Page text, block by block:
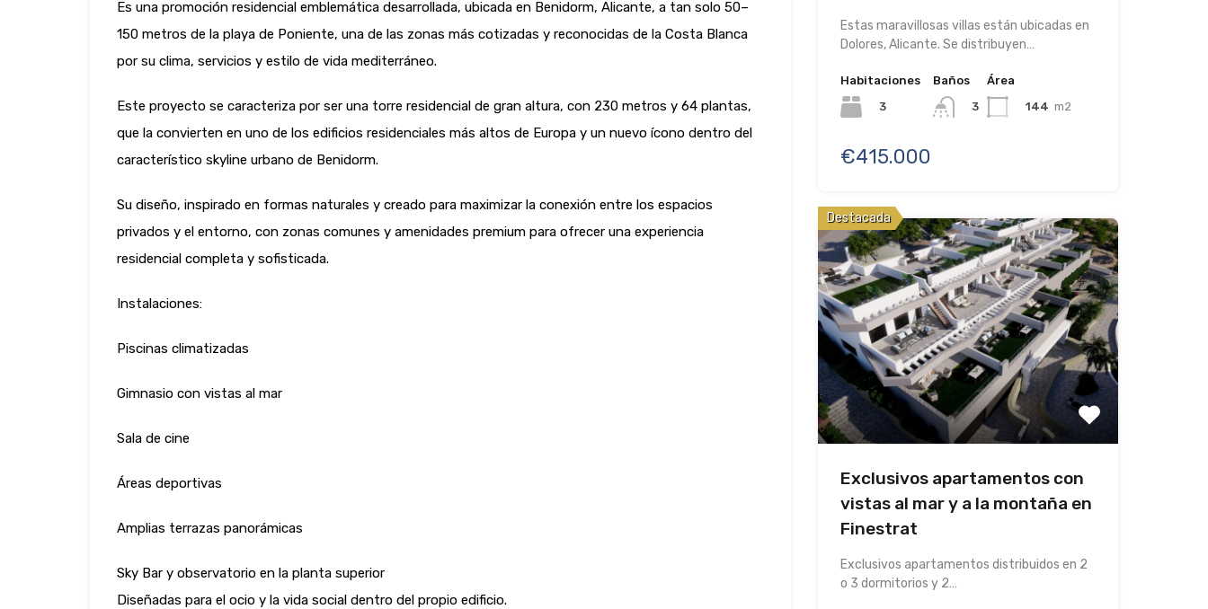
Es una promoción residencial emblemática desarrollada, ubicada en Benidorm, Alicante, a tan solo 50–
150 metros de la playa de Poniente, una de las zonas más cotizadas y reconocidas de la Costa Blanca
por su clima, servicios y estilo de vida mediterráneo.
Este proyecto se caracteriza por ser una torre residencial de gran altura, con 230 metros y 64 plantas,
que la convierten en uno de los edificios residenciales más altos de Europa y un nuevo ícono dentro del
característico skyline urbano de Benidorm.
Su diseño, inspirado en formas naturales y creado para maximizar la conexión entre los espacios
privados y el entorno, con zonas comunes y amenidades premium para ofrecer una experiencia
residencial completa y sofisticada.
Instalaciones:
Piscinas climatizadas
Gimnasio con vistas al mar
Sala de cine
Áreas deportivas
Amplias terrazas panorámicas
Sky Bar y observatorio en la planta superior
Diseñadas para el ocio y la vida social dentro del propio edificio.
Estas maravillosas villas están ubicadas en
Dolores, Alicante. Se distribuyen…
Habitaciones
3
Baños
3
Área
144 m2
€415.000
Destacada
Exclusivos apartamentos con
vistas al mar y a la montaña en
Finestrat
Exclusivos apartamentos distribuidos en 2
o 3 dormitorios y 2…